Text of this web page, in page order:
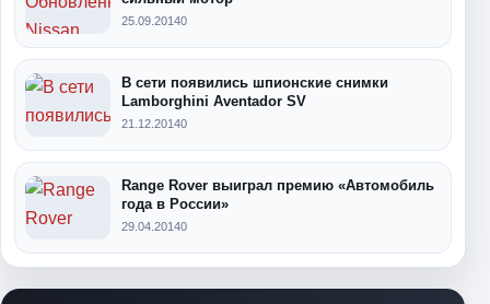
25.09.20140
В сети появились шпионские снимки
Lamborghini Aventador SV
21.12.20140
Range Rover выиграл премию «Автомобиль
года в России»
29.04.20140